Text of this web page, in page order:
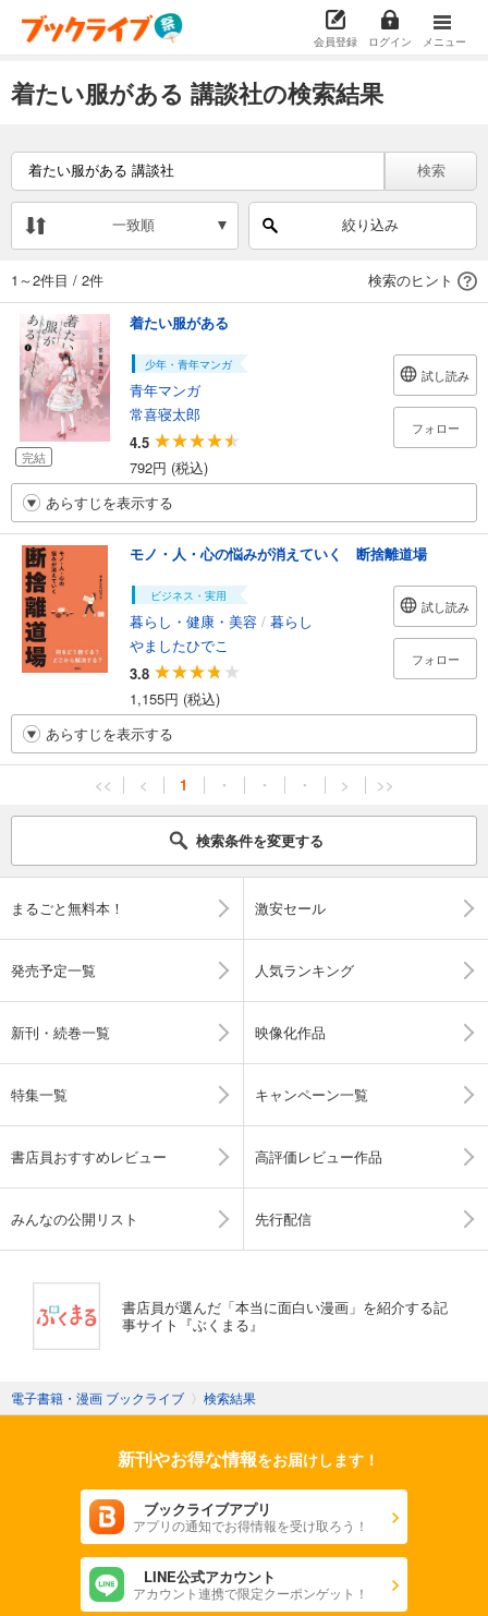
会員登録 ログイン メニュー
着たい服がある 講談社の検索結果
検索
一致順 絞り込み
1～2件目 / 2件 検索のヒント
完結
着たい服がある
少年・青年マンガ
青年マンガ
常喜寝太郎
4.5
792円 (税込)
試し読み
フォロー
あらすじを表示する
モノ・人・心の悩みが消えていく 断捨離道場
ビジネス・実用
暮らし・健康・美容 / 暮らし
やましたひでこ
3.8
1,155円 (税込)
試し読み
フォロー
あらすじを表示する
<< < 1 ・ ・ ・ > >>
検索条件を変更する
まるごと無料本！ 激安セール
発売予定一覧 人気ランキング
新刊・続巻一覧 映像化作品
特集一覧 キャンペーン一覧
書店員おすすめレビュー 高評価レビュー作品
みんなの公開リスト 先行配信
書店員が選んだ「本当に面白い漫画」を紹介する記
事サイト『ぶくまる』
電子書籍・漫画 ブックライブ 〉 検索結果
新刊やお得な情報をお届けします！
ブックライブアプリ
アプリの通知でお得情報を受け取ろう！
LINE公式アカウント
アカウント連携で限定クーポンゲット！